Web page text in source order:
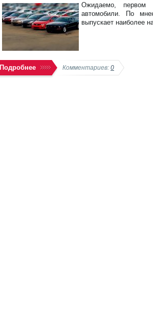
Ожидаемо, первом
автомобили. По
выпускает наиболее
Подробнее Комментариев: 0